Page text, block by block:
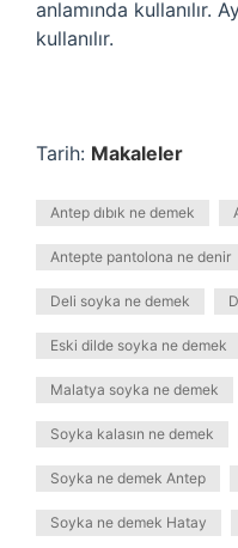
anlamında kullanılır.
kullanılır.
Tarih: Makaleler
Antep dıbık ne demek
Antepte pantolona ne denir
Deli soyka ne demek
Eski dilde soyka ne demek
Malatya soyka ne demek
Soyka kalasın ne demek
Soyka ne demek Antep
Soyka ne demek Hatay